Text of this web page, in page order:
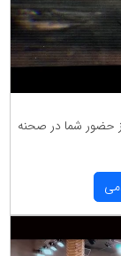
از حضور شما در صحنه